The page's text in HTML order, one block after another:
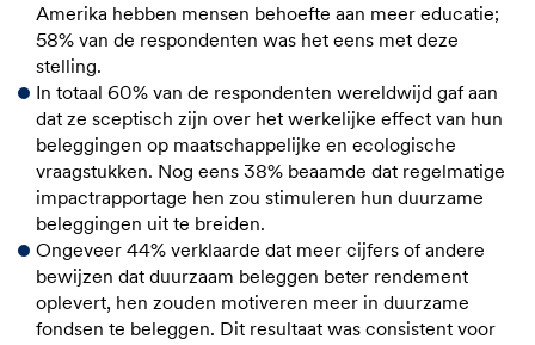
Amerika hebben mensen behoefte aan meer educatie;
58% van de respondenten was het eens met deze
stelling.
In totaal 60% van de respondenten wereldwijd gaf aan
dat ze sceptisch zijn over het werkelijke effect van hun
beleggingen op maatschappelijke en ecologische
vraagstukken. Nog eens 38% beaamde dat regelmatige
impactrapportage hen zou stimuleren hun duurzame
beleggingen uit te breiden.
Ongeveer 44% verklaarde dat meer cijfers of andere
bewijzen dat duurzaam beleggen beter rendement
oplevert, hen zouden motiveren meer in duurzame
fondsen te beleggen. Dit resultaat was consistent voor